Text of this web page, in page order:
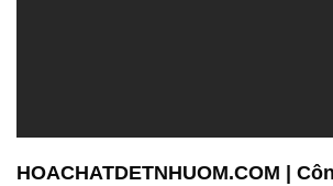
HOACHATDETNHUOM.COM |